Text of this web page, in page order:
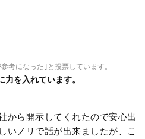
考になった｣と投票しています。
力を入れています。
から開示してくれたので安心出
いノリで話が出来ましたが、こ